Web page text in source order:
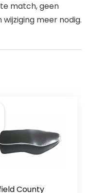
match, geen
meer nodig.
County